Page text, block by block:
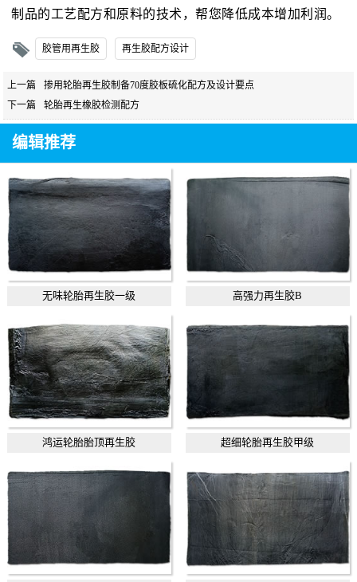
制品的工艺配方和原料的技术，帮您降低成本增加利润。
胶管用再生胶 再生胶配方设计
上一篇
掺用轮胎再生胶制备70度胶板硫化配方及设计要点
下一篇
轮胎再生橡胶检测配方
编辑推荐
无味轮胎再生胶一级 高强力再生胶B
鸿运轮胎胎顶再生胶 超细轮胎再生胶甲级